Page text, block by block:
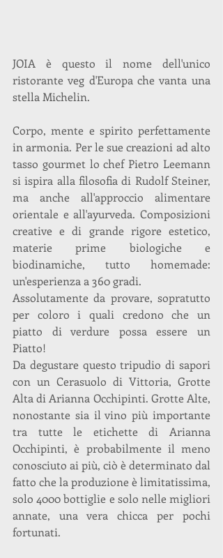
JOIA è questo il nome dell'unico
ristorante veg d'Europa che vanta una
stella Michelin.
Corpo, mente e spirito perfettamente
in armonia. Per le sue creazioni ad alto
tasso gourmet lo chef Pietro Leemann
si ispira alla filosofia di Rudolf Steiner,
ma anche all'approccio alimentare
orientale e all'ayurveda. Composizioni
creative e di grande rigore estetico,
materie prime biologiche e
biodinamiche, tutto homemade:
un'esperienza a 360 gradi.
Assolutamente da provare, sopratutto
per coloro i quali credono che un
piatto di verdure possa essere un
Piatto!
Da degustare questo tripudio di sapori
con un Cerasuolo di Vittoria, Grotte
Alta di Arianna Occhipinti. Grotte Alte,
nonostante sia il vino più importante
tra tutte le etichette di Arianna
Occhipinti, è probabilmente il meno
conosciuto ai più, ciò è determinato dal
fatto che la produzione è limitatissima,
solo 4000 bottiglie e solo nelle migliori
annate, una vera chicca per pochi
fortunati.